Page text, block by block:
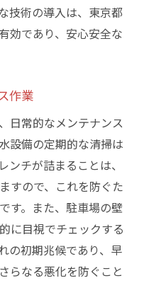
技術の導入は、東京都
効であり、安心安全な
作業
日常的なメンテナンス
設備の定期的な清掃は
チが詰まることは、
すので、これを防ぐた
す。また、駐車場の壁
に目視でチェックする
の初期兆候であり、早
らなる悪化を防ぐこと